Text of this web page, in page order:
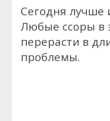
Сегодня лучше
Любые ссоры в
перерасти в
проблемы.